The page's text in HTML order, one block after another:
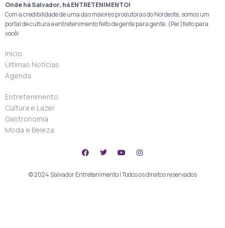
Onde há Salvador, há ENTRETENIMENTO!
Com a credibilidade de uma das maiores produtoras do Nordeste, somos um
portal de cultura e entretenimento feito de gente para gente. (Per)feito para
você!
Início
Últimas Notícias
Agenda
Entretenimento
Cultura e Lazer
Gastronomia
Moda e Beleza
© 2024 Salvador Entretenimento | Todos os direitos reservados